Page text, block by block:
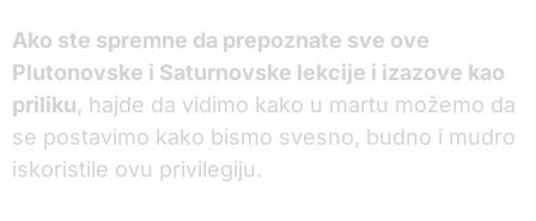
Ako ste spremne da prepoznate sve ove
Plutonovske i Saturnovske lekcije i izazove kao
priliku, hajde da vidimo kako u martu možemo da
se postavimo kako bismo svesno, budno i mudro
iskoristile ovu privilegiju.